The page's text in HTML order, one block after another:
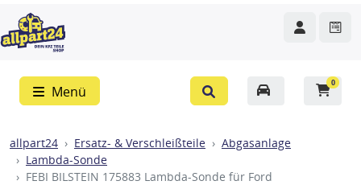
Menü
0
allpart24 Ersatz- & Verschleißteile
Abgasanlage
Lambda-Sonde
FEBI BILSTEIN 175883 Lambda-Sonde für Ford